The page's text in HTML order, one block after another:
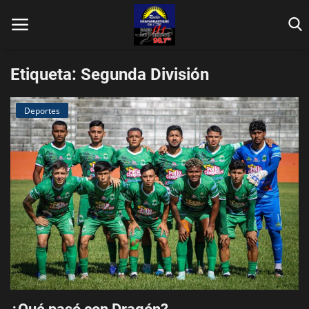
Inicio
Contáctenos
Locales
En Vivo
Fotos
Etiqueta: Segunda División
Deportes